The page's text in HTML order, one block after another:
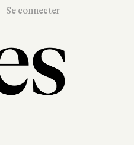
Se connecter